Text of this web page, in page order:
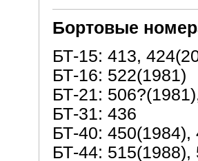
Бортовые
БТ-15: 413,
БТ-16: 522(1981)
БТ-21:
БТ-31: 436
БТ-40: 450(1984),
БТ-44: 515(1988),